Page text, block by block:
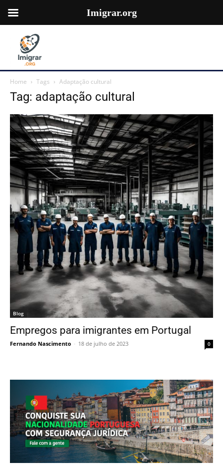
Home Tags Adaptação cultural
Tag: adaptação cultural
Blog
Empregos para imigrantes em Portugal
Fernando Nascimento - 18 de julho de 2023 0
Imigrar.org